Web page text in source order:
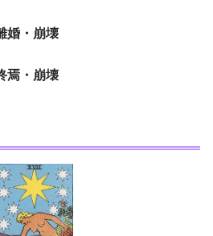
婚・崩壊
焉・崩壊